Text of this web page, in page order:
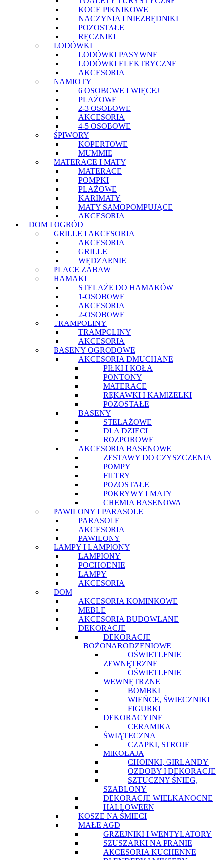
KOCE PIKNIKOWE
NACZYNIA I NIEZBĘDNIKI
POZOSTAŁE
RĘCZNIKI
LODÓWKI
LODÓWKI PASYWNE
LODÓWKI ELEKTRYCZNE
AKCESORIA
NAMIOTY
6 OSOBOWE I WIĘCEJ
PLAŻOWE
2-3 OSOBOWE
AKCESORIA
4-5 OSOBOWE
ŚPIWORY
KOPERTOWE
MUMMIE
MATERACE I MATY
MATERACE
POMPKI
PLAŻOWE
KARIMATY
MATY SAMOPOMPUJĄCE
AKCESORIA
DOM I OGRÓD
GRILLE I AKCESORIA
AKCESORIA
GRILLE
WĘDZARNIE
PLACE ZABAW
HAMAKI
STELAŻE DO HAMAKÓW
1-OSOBOWE
AKCESORIA
2-OSOBOWE
TRAMPOLINY
TRAMPOLINY
AKCESORIA
BASENY OGRODOWE
AKCESORIA DMUCHANE
PIŁKI I KOŁA
PONTONY
MATERACE
RĘKAWKI I KAMIZELKI
POZOSTAŁE
BASENY
STELAŻOWE
DLA DZIECI
ROZPOROWE
AKCESORIA BASENOWE
ZESTAWY DO CZYSZCZENIA
POMPY
FILTRY
POZOSTAŁE
POKRYWY I MATY
CHEMIA BASENOWA
PAWILONY I PARASOLE
PARASOLE
AKCESORIA
PAWILONY
LAMPY I LAMPIONY
LAMPIONY
POCHODNIE
LAMPY
AKCESORIA
DOM
AKCESORIA KOMINKOWE
MEBLE
AKCESORIA BUDOWLANE
DEKORACJE
DEKORACJE
BOŻONARODZENIOWE
OŚWIETLENIE
ZEWNĘTRZNE
OŚWIETLENIE
WEWNĘTRZNE
BOMBKI
WIEŃCE, ŚWIECZNIKI
FIGURKI
DEKORACYJNE
CERAMIKA
ŚWIĄTECZNA
CZAPKI, STROJE
MIKOŁAJA
CHOINKI, GIRLANDY
OZDOBY I DEKORACJE
SZTUCZNY ŚNIEG,
SZABLONY
DEKORACJE WIELKANOCNE
HALLOWEEN
KOSZE NA ŚMIECI
MAŁE AGD
GRZEJNIKI I WENTYLATORY
SZUSZARKI NA PRANIE
AKCESORIA KUCHENNE